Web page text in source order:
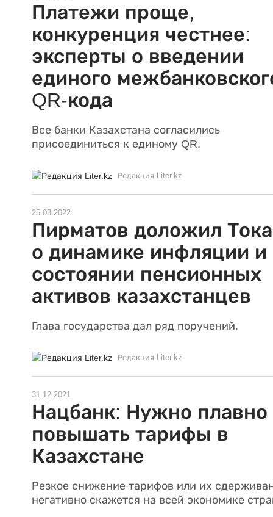
Платежи проще,
конкуренция честнее:
эксперты о введении
единого
QR-кода
Все банки Казахстана согласились
присоединиться к единому QR.
Редакция Liter.kz
25.03.2022
Пирматов доложил
о динамике инфляции и
состоянии пенсионных
активов казахстанцев
Глава государства дал ряд поручений.
Редакция Liter.kz
31.12.2021
Нацбанк: Нужно плавно
повышать тарифы в
Казахстане
Резкое снижение тарифов или их
негативно скажется на всей экономике